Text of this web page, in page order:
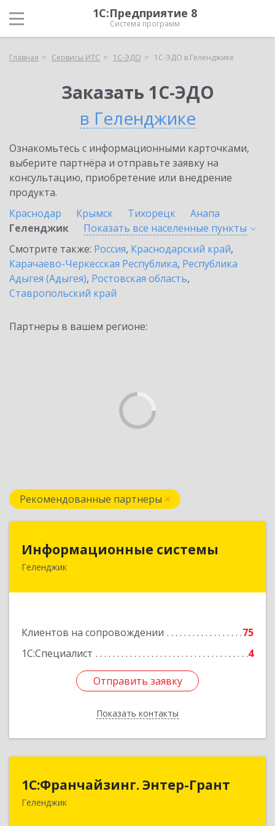
1С:Предприятие 8
Система программ
Главная Сервисы ИТС 1С-ЭДО 1С-ЭДО в Геленджике
Заказать 1С-ЭДО
в Геленджике
Ознакомьтесь с информационными карточками,
выберите партнёра и отправьте заявку на
консультацию, приобретение или внедрение
продукта.
Краснодар
Крымск Тихорецк
Анапа
Геленджик
Показать все населенные пункты
Смотрите также: Россия, Краснодарский край,
Карачаево-Черкесская Республика, Республика
Адыгея (Адыгея), Ростовская область,
Ставропольский край
Партнеры в вашем регионе:
Рекомендованные партнеры
Информационные системы
Геленджик
Клиентов на сопровождении
75
1С:Специалист
4
Отправить заявку
Показать контакты
353475, Краснодарский край, Геленджик г,
Отправить заявку
Назад
1С:Франчайзинг. Энтер-Грант
Геленджик
1С:Франчайзинг. Энтер-Грант
353467, Краснодарский край, Геленджик г,